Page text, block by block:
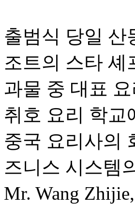
출범식 당일 산
조트의 스타 셰
과물 중 대표
취호 요리 학교
중국 요리사의
즈니스 시스템
Mr. Wang